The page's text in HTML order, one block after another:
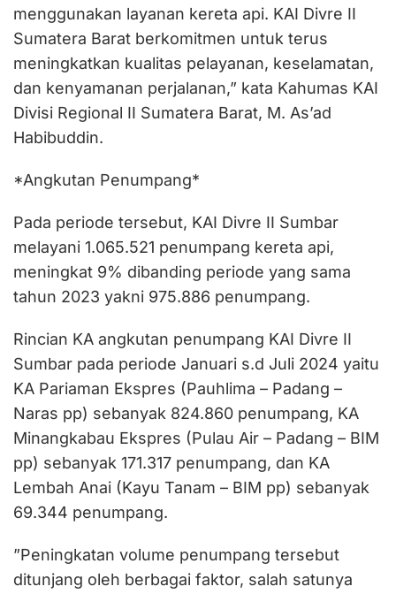
menggunakan layanan kereta api. KAI Divre II
Sumatera Barat berkomitmen untuk terus
meningkatkan kualitas pelayanan, keselamatan,
dan kenyamanan perjalanan,” kata Kahumas KAI
Divisi Regional II Sumatera Barat, M. As’ad
Habibuddin.
*Angkutan Penumpang*
Pada periode tersebut, KAI Divre II Sumbar
melayani 1.065.521 penumpang kereta api,
meningkat 9% dibanding periode yang sama
tahun 2023 yakni 975.886 penumpang.
Rincian KA angkutan penumpang KAI Divre II
Sumbar pada periode Januari s.d Juli 2024 yaitu
KA Pariaman Ekspres (Pauhlima – Padang –
Naras pp) sebanyak 824.860 penumpang, KA
Minangkabau Ekspres (Pulau Air – Padang – BIM
pp) sebanyak 171.317 penumpang, dan KA
Lembah Anai (Kayu Tanam – BIM pp) sebanyak
69.344 penumpang.
”Peningkatan volume penumpang tersebut
ditunjang oleh berbagai faktor, salah satunya